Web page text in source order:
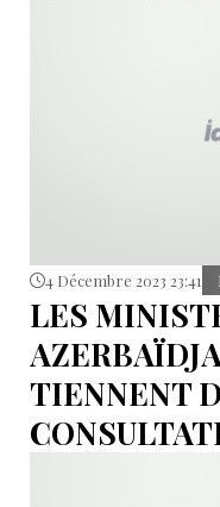
4 Décembre 2023 23:41
LES
TIENNENT